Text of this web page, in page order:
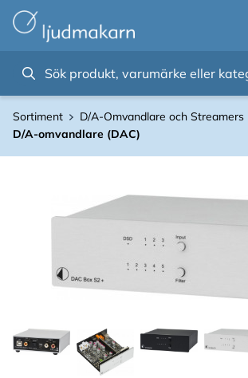
Sortiment
D/A-Omvandlare och Streamers
D/A-omvandlare (DAC)